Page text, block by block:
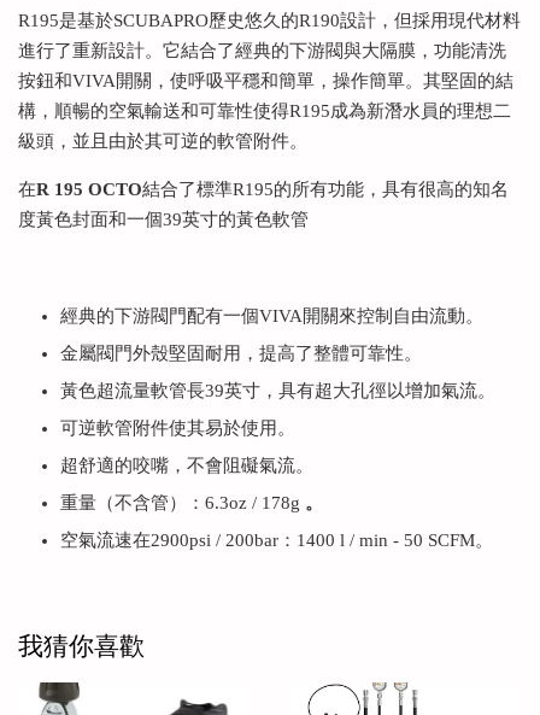
R195是基於SCUBAPRO歷史悠久的R190設計，但採用現代材料
進行了重新設計。它結合了經典的下游閥與大隔膜，功能清洗
按鈕和VIVA開關，使呼吸平穩和簡單，操作簡單。其堅固的結
構，順暢的空氣輸送和可靠性使得R195成為新潛水員的理想二
級頭，並且由於其可逆的軟管附件。
在R 195 OCTO結合了標準R195的所有功能，具有很高的知名
度黃色封面和一個39英寸的黃色軟管
經典的下游閥門配有一個VIVA開關來控制自由流動。
金屬閥門外殼堅固耐用，提高了整體可靠性。
黃色超流量軟管長39英寸，具有超大孔徑以增加氣流。
可逆軟管附件使其易於使用。
超舒適的咬嘴，不會阻礙氣流。
重量（不含管）：6.3oz / 178g 。
空氣流速在2900psi / 200bar：1400 l / min - 50 SCFM。
我猜你喜歡